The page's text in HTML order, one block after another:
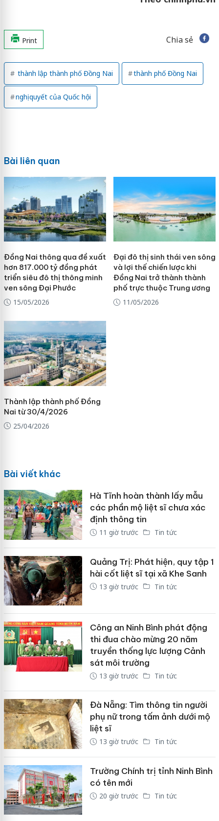
Print Chia sẻ
thành lập thành phố Đồng Nai thành phố Đồng Nai
nghị quyết của Quốc hội
Bài liên quan
Đồng Nai thông qua đề xuất
hơn 817.000 tỷ đồng phát
triển siêu đô thị thông minh
ven sông Đại Phước
15/05/2026
Đại đô thị sinh thái ven sông
và lợi thế chiến lược khi
Đồng Nai trở thành thành
phố trực thuộc Trung ương
11/05/2026
Thành lập thành phố Đồng
Nai từ 30/4/2026
25/04/2026
Bài viết khác
Hà Tĩnh hoàn thành lấy mẫu
các phần mộ liệt sĩ chưa xác
định thông tin
11 giờ trước Tin tức
Quảng Trị: Phát hiện, quy tập 1
hài cốt liệt sĩ tại xã Khe Sanh
13 giờ trước Tin tức
Công an Ninh Bình phát động
thi đua chào mừng 20 năm
truyền thống lực lượng Cảnh
sát môi trường
13 giờ trước Tin tức
Đà Nẵng: Tìm thông tin người
phụ nữ trong tấm ảnh dưới mộ
liệt sĩ
13 giờ trước Tin tức
Trường Chính trị tỉnh Ninh Bình
có tên mới
20 giờ trước Tin tức